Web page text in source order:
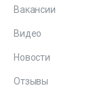
Вакансии
Видео
Новости
Отзывы